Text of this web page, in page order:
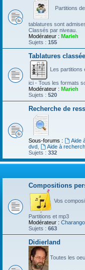
Partitions
tablatures sont
Classés par niveau.
Modérateur : Marieh
Sujets : 155
Tablatures
Les partitions
ici - Tous les formats
Modérateur : Marieh
Sujets : 520
Recherche de
Sous-forums : Aide
dvd
Aide à
Sujets : 332
Compositions
Vos
Partitions et mp3
Modérateur : Charango
Sujets : 663
Didierland
Toutes les